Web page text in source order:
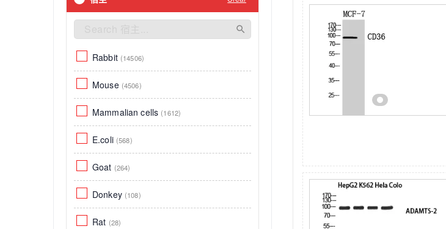
IHC试剂盒(2)
WB试剂盒(2)
特级胎牛血清(2)
ECL(1)
血清 (1)
618抗体买二送一
Rabbit (14506)
Mouse (4506)
Mammalian cells (1612)
E.coli (568)
Goat (264)
Donkey (108)
Rat (28)
SARS-CoV-2
Transfected
Zebrafish(6)
Bovin (6)
African Green Mouseonkey
Sheep(5)
Drosophila